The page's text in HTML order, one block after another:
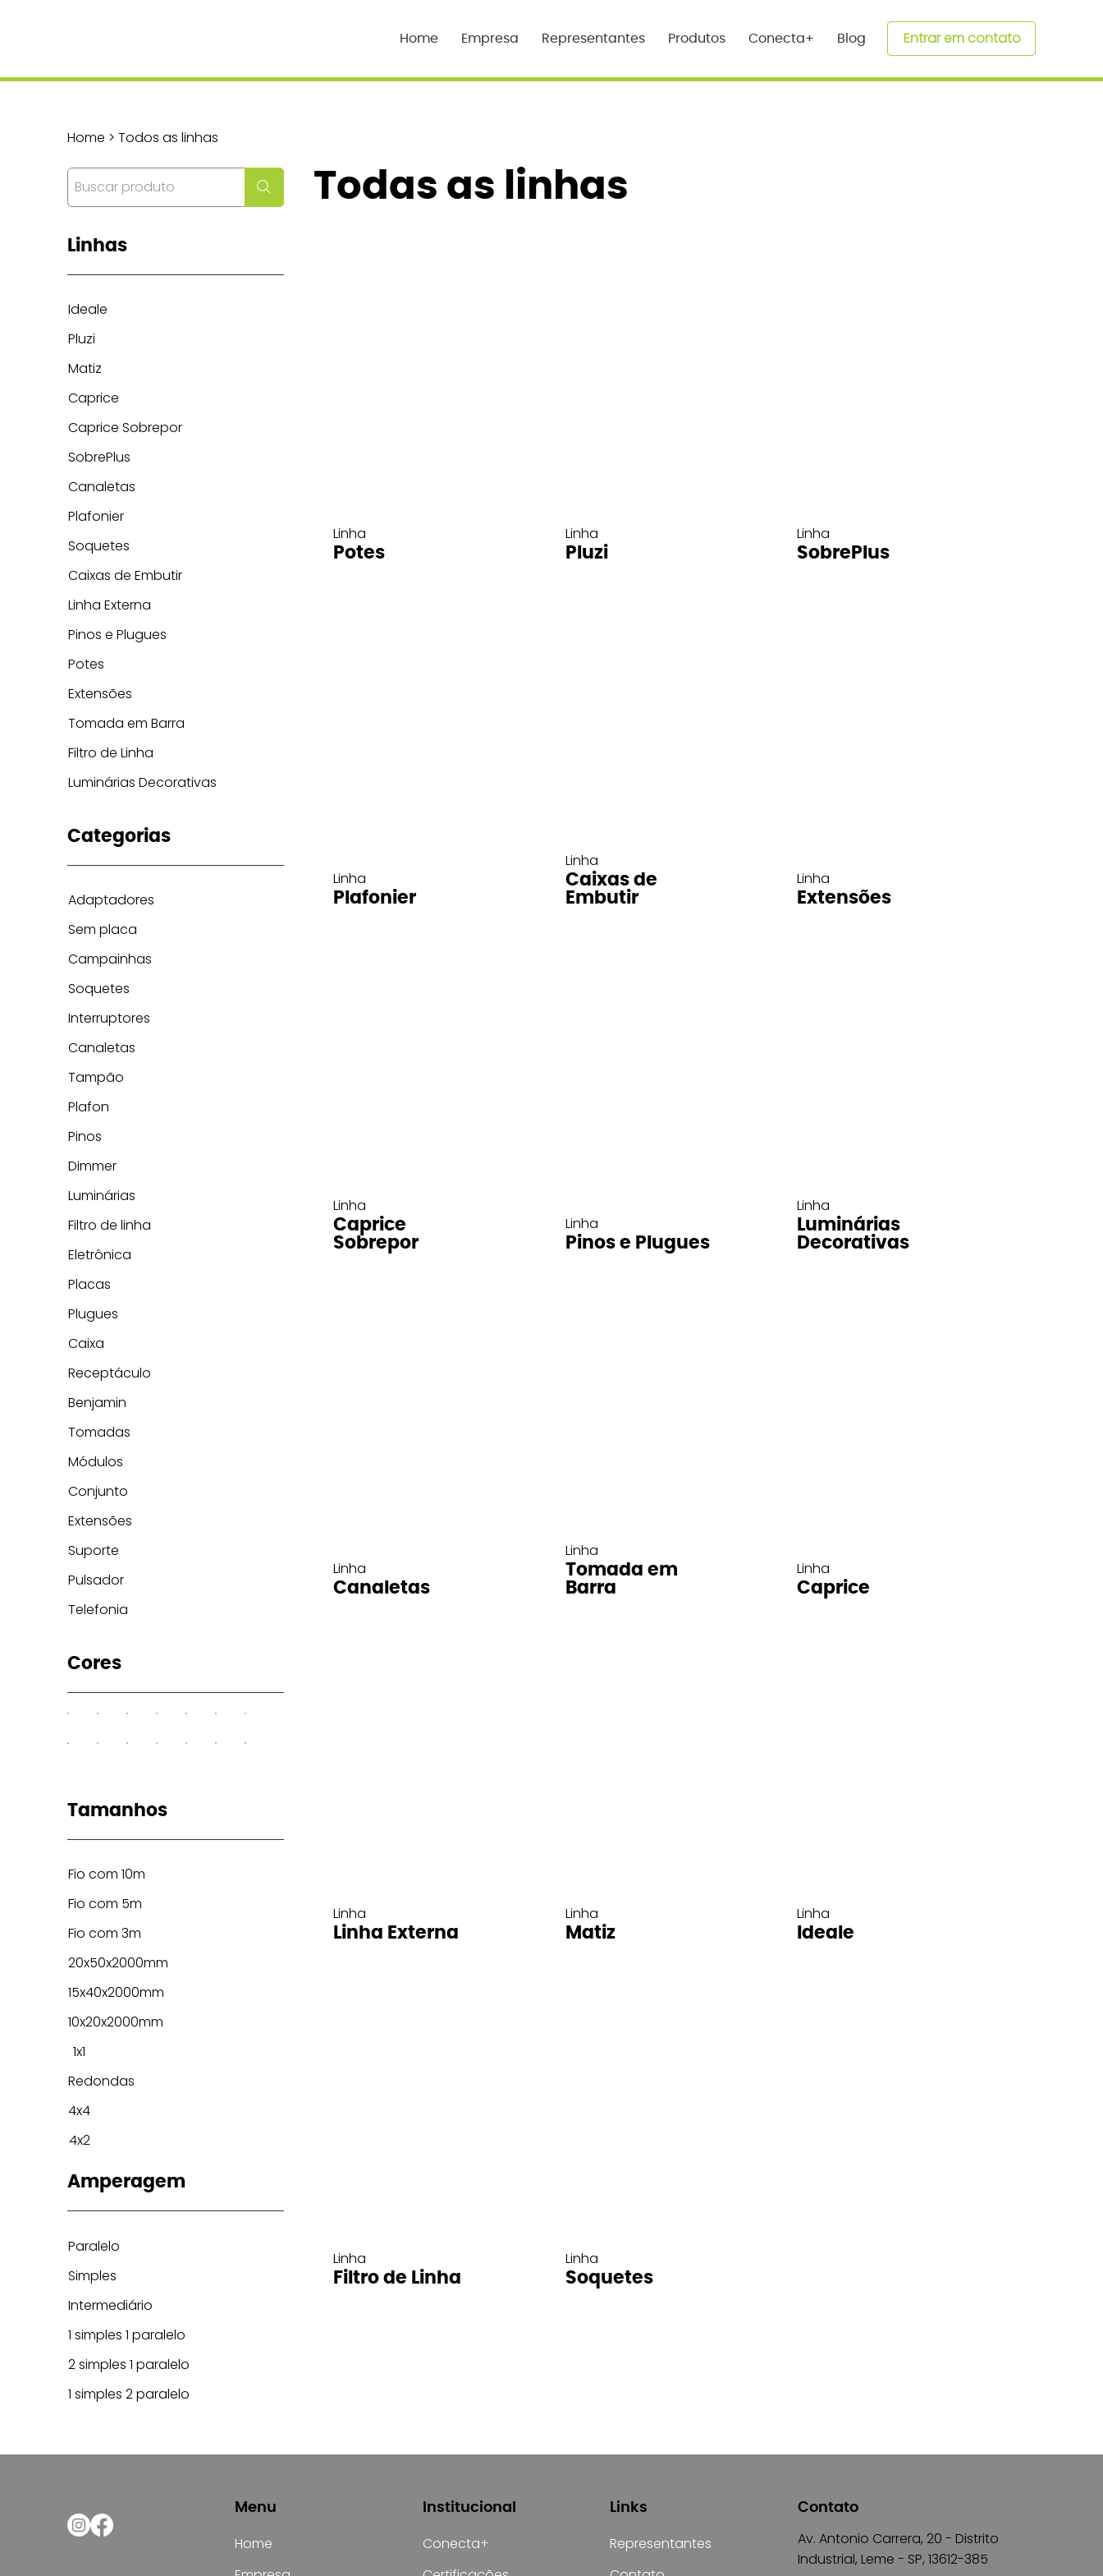
Home Empresa Representantes Produtos Conecta+ Blog Entrar em contato
Linha
Potes
Linha
Pluzi
Linha
SobrePlus
Linha
Plafonier
Linha
Caixas de
Embutir
Linha
Extensões
Linha
Caprice
Sobrepor
Linha
Pinos e Plugues
Linha
Luminárias
Decorativas
Linha
Canaletas
Linha
Tomada em
Barra
Linha
Caprice
Linha
Linha Externa
Linha
Matiz
Linha
Ideale
Linha
Filtro de Linha
Linha
Soquetes
Todas as linhas
Home > Todos as linhas
Amperagem
Paralelo
Simples
Intermediário
1 simples 1 paralelo
2 simples 1 paralelo
1 simples 2 paralelo
Tamanhos
Fio com 10m
Fio com 5m
Fio com 3m
20x50x2000mm
15x40x2000mm
10x20x2000mm
1x1
Redondas
4x4
4x2
Ideale
Pluzi
Matiz
Caprice
Caprice Sobrepor
SobrePlus
Canaletas
Plafonier
Soquetes
Caixas de Embutir
Linha Externa
Pinos e Plugues
Potes
Extensões
Tomada em Barra
Filtro de Linha
Luminárias Decorativas
Linhas
Categorias
Adaptadores
Sem placa
Campainhas
Soquetes
Interruptores
Canaletas
Tampão
Plafon
Pinos
Dimmer
Luminárias
Filtro de linha
Eletrônica
Placas
Plugues
Caixa
Receptáculo
Benjamin
Tomadas
Módulos
Conjunto
Extensões
Suporte
Pulsador
Telefonia
Cores
Menu
Home
Institucional
Conecta+
Links
Representantes
Contato
Av. Antonio Carrera, 20 - Distrito
Industrial, Leme - SP, 13612-385